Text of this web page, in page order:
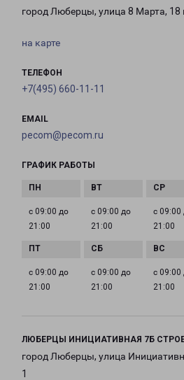
город Люберцы, улица 8 Марта, 18
на карте
ТЕЛЕФОН
+7(495) 660-11-11
EMAIL
pecom@pecom.ru
ГРАФИК РАБОТЫ
с 09:00 до
21:00
с 09:00 до
21:00
с 09:00
21:00
с 09:00 до
21:00
с 09:00 до
21:00
с 09:00
21:00
ЛЮБЕРЦЫ ИНИЦИАТИВНАЯ 7Б
город Люберцы, улица
1